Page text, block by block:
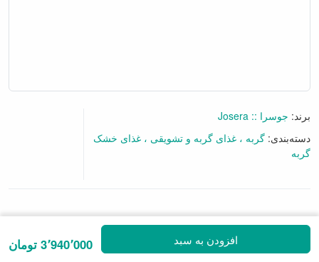
برند: جوسرا :: Josera
دسته‌بندی: گربه غذای گربه و تشویقی
غذای خشک
گربه
7 نظر | افزودن نظرتان
افزودن به سبد 3٬940٬000 تومان